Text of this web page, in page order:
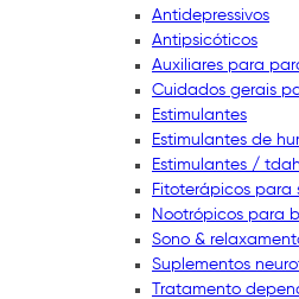
Antidepressivos
Antipsicóticos
Auxiliares para
Cuidados gerais
Estimulantes
Estimulantes de
Estimulantes / tdah
Fitoterápicos para
Nootrópicos para
Sono &
Suplementos
Tratamento